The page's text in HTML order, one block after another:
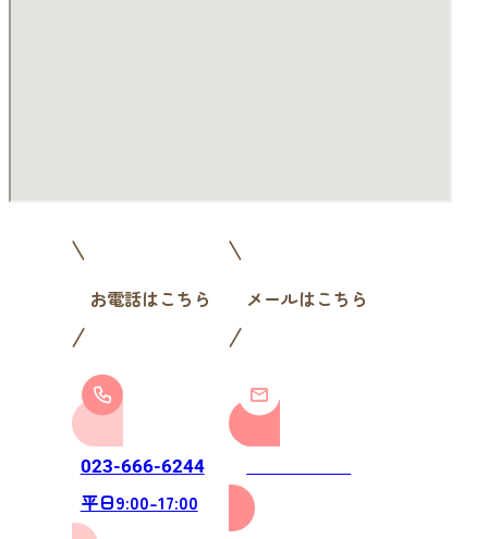
お電話はこちら
023-666-6244
平日9:00-17:00
メールはこちら